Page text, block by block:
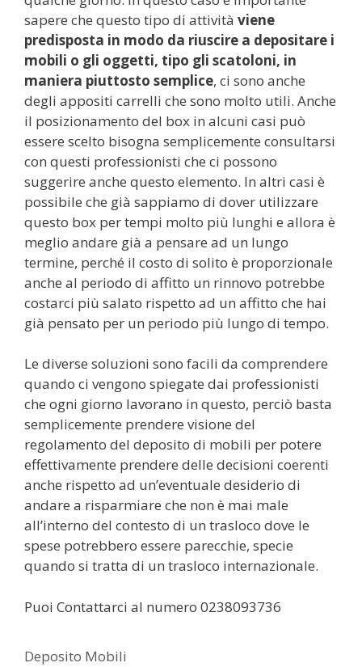
sapere che questo tipo di attività viene
predisposta in modo da riuscire a depositare i
mobili o gli oggetti, tipo gli scatoloni, in
maniera piuttosto semplice, ci sono anche
degli appositi carrelli che sono molto utili. Anche
il posizionamento del box in alcuni casi può
essere scelto bisogna semplicemente consultarsi
con questi professionisti che ci possono
suggerire anche questo elemento. In altri casi è
possibile che già sappiamo di dover utilizzare
questo box per tempi molto più lunghi e allora è
meglio andare già a pensare ad un lungo
termine, perché il costo di solito è proporzionale
anche al periodo di affitto un rinnovo potrebbe
costarci più salato rispetto ad un affitto che hai
già pensato per un periodo più lungo di tempo.
Le diverse soluzioni sono facili da comprendere
quando ci vengono spiegate dai professionisti
che ogni giorno lavorano in questo, perciò basta
semplicemente prendere visione del
regolamento del deposito di mobili per potere
effettivamente prendere delle decisioni coerenti
anche rispetto ad un’eventuale desiderio di
andare a risparmiare che non è mai male
all’interno del contesto di un trasloco dove le
spese potrebbero essere parecchie, specie
quando si tratta di un trasloco internazionale.
Puoi Contattarci al numero 0238093736
Categorie
Deposito Mobili